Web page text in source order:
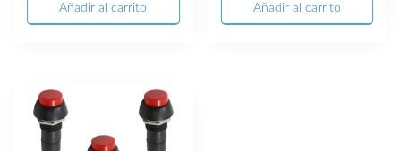
Añadir al carrito Añadir al carrito